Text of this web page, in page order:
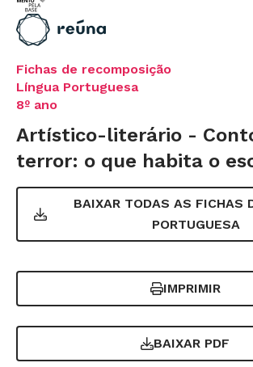
Fichas de recomposição
Língua Portuguesa
8º ano
Artístico-literário -
terror: o que habita o
BAIXAR TODAS AS FICHAS
PORTUGUESA
IMPRIMIR
BAIXAR PDF